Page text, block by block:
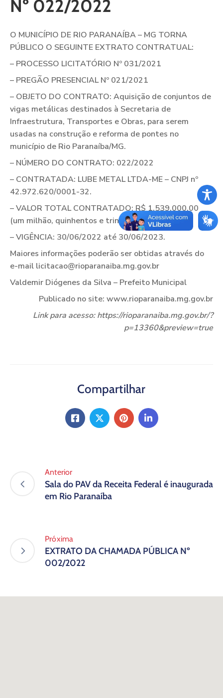
Nº 022/2022
O MUNICÍPIO DE RIO PARANAÍBA – MG TORNA
PÚBLICO O SEGUINTE EXTRATO CONTRATUAL:
– PROCESSO LICITATÓRIO Nº 031/2021
– PREGÃO PRESENCIAL Nº 021/2021
– OBJETO DO CONTRATO: Aquisição de conjuntos de
vigas metálicas destinados à Secretaria de
Infraestrutura, Transportes e Obras, para serem
usadas na construção e reforma de pontes no
município de Rio Paranaíba/MG.
– NÚMERO DO CONTRATO: 022/2022
– CONTRATADA: LUBE METAL LTDA-ME – CNPJ nº
42.972.620/0001-32.
– VALOR TOTAL CONTRATADO: R$ 1.539.000,00
(um milhão, quinhentos e trinta e nove mil reais).
– VIGÊNCIA: 30/06/2022 até 30/06/2023.
Maiores informações poderão ser obtidas através do
e-mail licitacao@rioparanaiba.mg.gov.br
Valdemir Diógenes da Silva – Prefeito Municipal
Publicado no site: www.rioparanaiba.mg.gov.br
Link para acesso: https://rioparanaiba.mg.gov.br/?
p=13360&preview=true
Compartilhar
Anterior
Sala do PAV da Receita Federal é inaugurada
em Rio Paranaíba
Próxima
EXTRATO DA CHAMADA PÚBLICA Nº
002/2022